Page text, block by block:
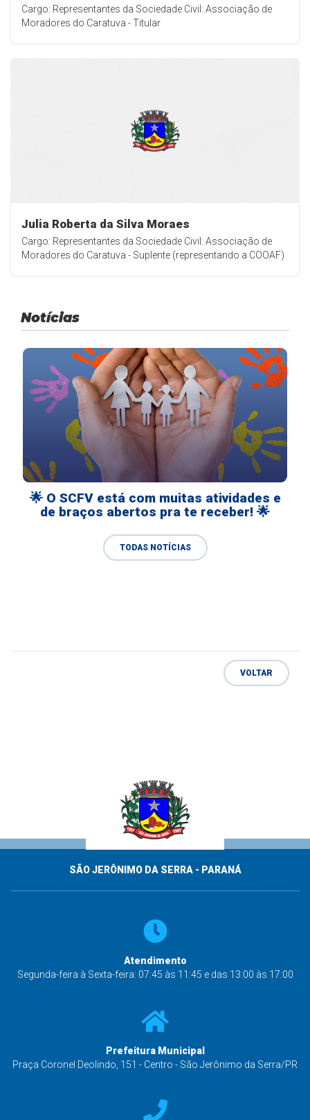
Cargo: Representantes da Sociedade Civil: Associação de
Moradores do Caratuva - Titular
Julia Roberta da Silva Moraes
Cargo: Representantes da Sociedade Civil: Associação de
Moradores do Caratuva - Suplente (representando a COOAF)
Notícias
🌟 O SCFV está com muitas atividades e
de braços abertos pra te receber! 🌟
TODAS NOTÍCIAS
VOLTAR
SÃO JERÔNIMO DA SERRA - PARANÁ
Atendimento
Segunda-feira à Sexta-feira: 07:45 às 11:45 e das 13:00 às 17:00
Prefeitura Municipal
Praça Coronel Deolindo, 151 - Centro - São Jerônimo da Serra/PR